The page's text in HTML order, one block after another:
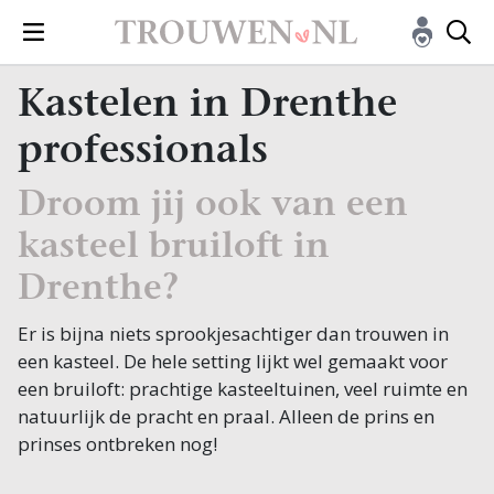
Kastelen in Drenthe
professionals
Droom jij ook van een
kasteel bruiloft in
Drenthe?
Er is bijna niets sprookjesachtiger dan trouwen in
een kasteel. De hele setting lijkt wel gemaakt voor
een bruiloft: prachtige kasteeltuinen, veel ruimte en
natuurlijk de pracht en praal. Alleen de prins en
prinses ontbreken nog!